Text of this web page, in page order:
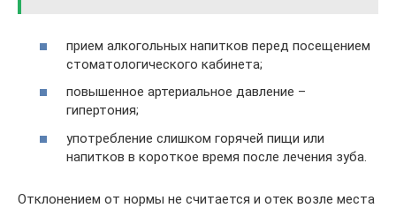
прием алкогольных напитков перед посещением
стоматологического кабинета;
повышенное артериальное давление –
гипертония;
употребление слишком горячей пищи или
напитков в короткое время после лечения зуба.
Отклонением от нормы не считается и отек возле места